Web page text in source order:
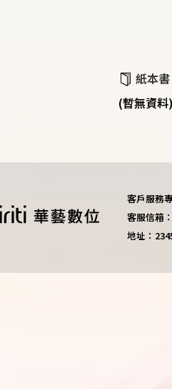
紙本書
(暫無資
客戶服務
客服信箱
地址：